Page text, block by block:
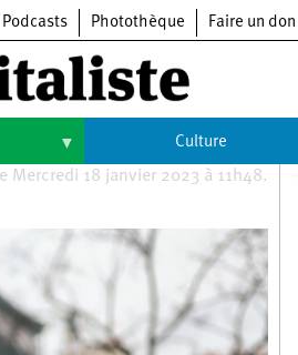
Podcasts Photothèque Faire un don
Culture
Arts
Cinéma
Expositions
Mercredi 18 janvier 2023 à 11h48.